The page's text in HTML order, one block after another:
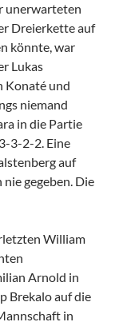
unerwarteten
Dreierkette auf
könnte, war
Lukas
Konaté und
niemand
in die Partie
3-2-2. Eine
auf
gegeben. Die
William
Arnold in
Brekalo auf die
in